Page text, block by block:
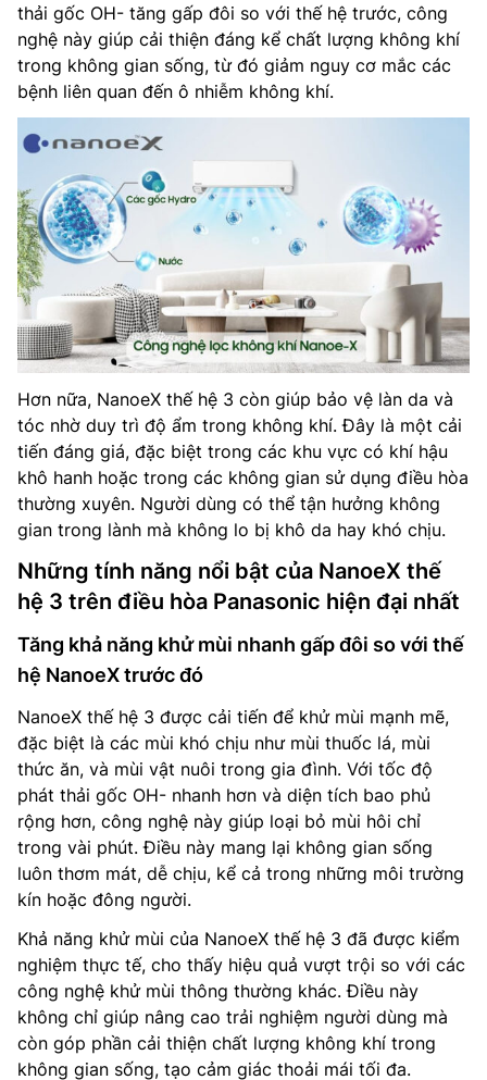
thải gốc OH- tăng gấp đôi so với thế hệ trước, công
nghệ này giúp cải thiện đáng kể chất lượng không khí
trong không gian sống, từ đó giảm nguy cơ mắc các
bệnh liên quan đến ô nhiễm không khí.
Hơn nữa, NanoeX thế hệ 3 còn giúp bảo vệ làn da và
tóc nhờ duy trì độ ẩm trong không khí. Đây là một cải
tiến đáng giá, đặc biệt trong các khu vực có khí hậu
khô hanh hoặc trong các không gian sử dụng điều hòa
thường xuyên. Người dùng có thể tận hưởng không
gian trong lành mà không lo bị khô da hay khó chịu.
Những tính năng nổi bật của NanoeX thế
hệ 3 trên điều hòa Panasonic hiện đại nhất
Tăng khả năng khử mùi nhanh gấp đôi so với thế
hệ NanoeX trước đó
NanoeX thế hệ 3 được cải tiến để khử mùi mạnh mẽ,
đặc biệt là các mùi khó chịu như mùi thuốc lá, mùi
thức ăn, và mùi vật nuôi trong gia đình. Với tốc độ
phát thải gốc OH- nhanh hơn và diện tích bao phủ
rộng hơn, công nghệ này giúp loại bỏ mùi hôi chỉ
trong vài phút. Điều này mang lại không gian sống
luôn thơm mát, dễ chịu, kể cả trong những môi trường
kín hoặc đông người.
Khả năng khử mùi của NanoeX thế hệ 3 đã được kiểm
nghiệm thực tế, cho thấy hiệu quả vượt trội so với các
công nghệ khử mùi thông thường khác. Điều này
không chỉ giúp nâng cao trải nghiệm người dùng mà
còn góp phần cải thiện chất lượng không khí trong
không gian sống, tạo cảm giác thoải mái tối đa.